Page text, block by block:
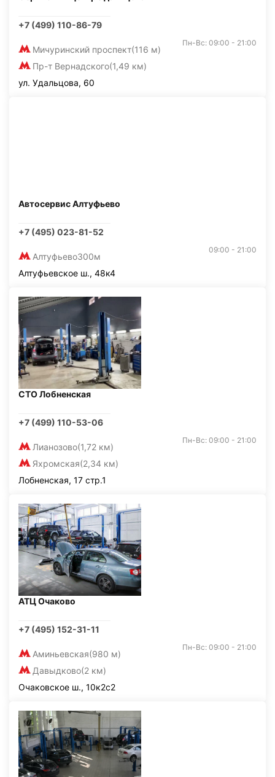
+7 (499) 110-86-79
Мичуринский проспект(116 м)
Пр-т Вернадского(1,49 км)
Пн-Вс: 09:00 - 21:00
ул. Удальцова, 60
Автосервис Алтуфьево
+7 (495) 023-81-52
Алтуфьево300м
09:00 - 21:00
Алтуфьевское ш., 48к4
СТО Лобненская
+7 (499) 110-53-06
Лианозово(1,72 км)
Яхромская(2,34 км)
Пн-Вс: 09:00 - 21:00
Лобненская, 17 стр.1
АТЦ Очаково
+7 (495) 152-31-11
Аминьевская(980 м)
Давыдково(2 км)
Пн-Вс: 09:00 - 21:00
Очаковское ш., 10к2с2